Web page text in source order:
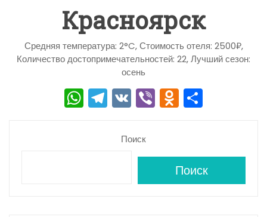
Красноярск
Средняя температура: 2°C, Стоимость отеля: 2500₽,
Количество достопримечательностей: 22, Лучший сезон:
осень
W
h
T
el
e
V
K
Vi
b
O
d
o
kl
a
а
в
и
Поиск
Поиск